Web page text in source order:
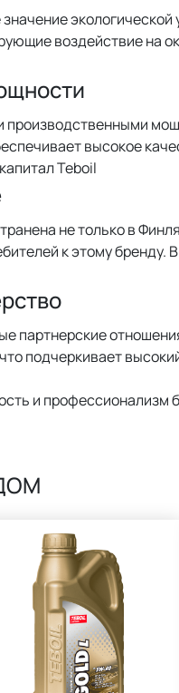
воздействие на
производственными
высокое
Teboil
не только в
к этому бренду.
партнерские
подчеркивает
и профессионализм